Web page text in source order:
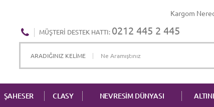
Kargom
MÜŞTERI DESTEK HATTI: 0212 445 2 445
ŞAHESER CLASY NEVRESİM DÜNYASI